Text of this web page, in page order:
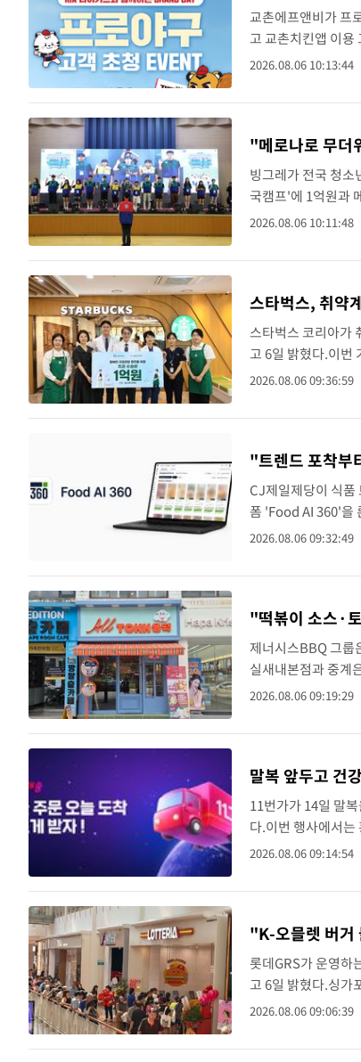
교촌에프앤비가 프
고 교촌치킨앱 이용
데이는 광주-기아챔
2026.08.06 10:13:44
"메로나로 무더
빙그레가 전국 청소
국캠프'에 1억원과
과 지도자가 참여하
2026.08.06 10:11:48
스타벅스, 취약
스타벅스 코리아가
고 6일 밝혔다.이번
애로 전신마취와 함
2026.08.06 09:36:59
"트렌드 포착부
CJ제일제당이 식품
폼 'Food AI 360'을
개발한 AI 기반 마
2026.08.06 09:32:49
"떡볶이 소스·
제너시스BBQ 그룹
실새내본점과 중계
직접 골라 자신만의
2026.08.06 09:19:29
말복 앞두고 건
11번가가 14일 말
다.이번 행사에서는
근 국내산 홍삼을
2026.08.06 09:14:54
"K-오믈렛 버거
롯데GRS가 운영하
고 6일 밝혔다.싱가
는 지난 2월 주얼 창
2026.08.06 09:06:39